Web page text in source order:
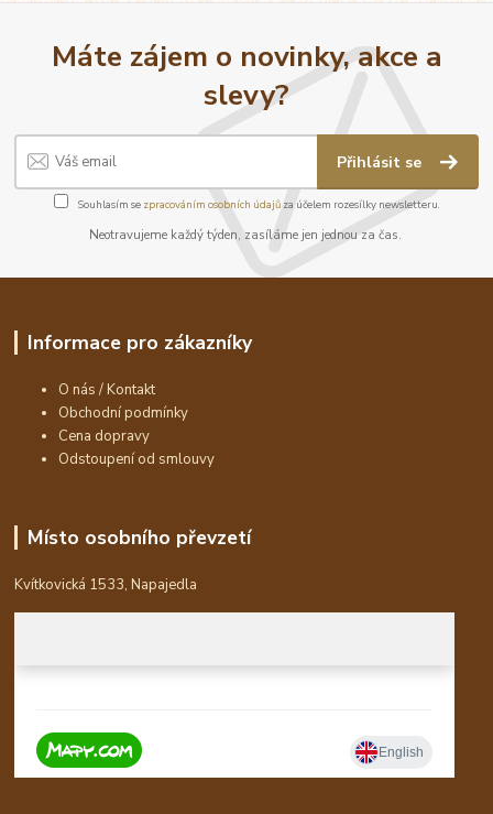
Máte zájem o novinky, akce a
slevy?
Přihlásit se
Souhlasím se zpracováním osobních údajůza účelem rozesílky newsletteru.
Neotravujeme každý týden, zasíláme jen jednou za čas.
Informace pro zákazníky
O nás / Kontakt
Obchodní podmínky
Cena dopravy
Odstoupení od smlouvy
Místo osobního převzetí
Kvítkovická 1533, Napajedla